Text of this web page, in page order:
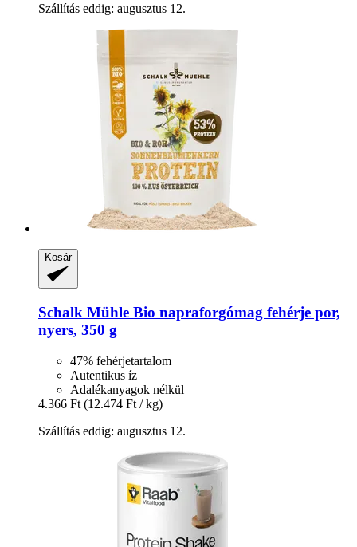
Szállítás eddig: augusztus 12.
Kosár
Schalk Mühle Bio napraforgómag fehérje por,
nyers, 350 g
47% fehérjetartalom
Autentikus íz
Adalékanyagok nélkül
4.366 Ft (12.474 Ft / kg)
Szállítás eddig: augusztus 12.